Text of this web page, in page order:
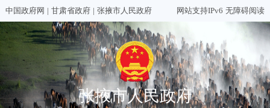
中国政府网 | 甘肃省政府 | 张掖市人民政府 网站支持IPv6 无障碍阅读
张掖市人民政府